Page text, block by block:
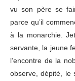
vu son père se
parce qu’il
à la monarchie.
servante, la jeune
l’encontre de la
observe, dépité, le